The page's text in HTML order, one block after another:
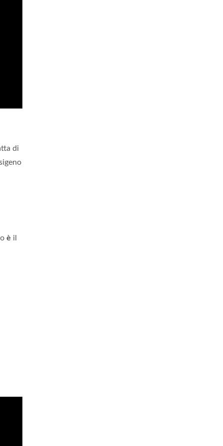
di
è il